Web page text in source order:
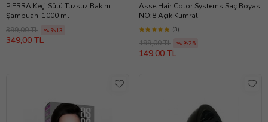
PİERRA Keçi Sütü Tuzsuz Bakım
Şampuanı 1000 ml
399,00 TL
%13
349,00 TL
Asse Hair Color Systems Saç Boyası
NO:8 Açık Kumral
(3)
199,00 TL %25
149,00 TL